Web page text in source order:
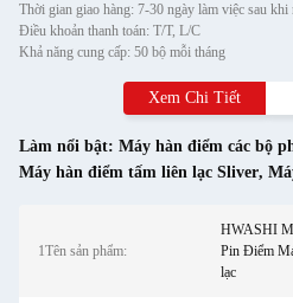
Thời gian giao hàng: 7-30 ngày làm việc sau
Điều khoản thanh toán: T/T, L/C
Khả năng cung cấp: 50 bộ mỗi tháng
Xem Chi Tiết
Làm nổi bật: Máy hàn điểm các bộ
Máy hàn điểm tấm liên lạc Sliver,
1Tên sản phẩm:
HWASHI
Pin Điểm
lạc